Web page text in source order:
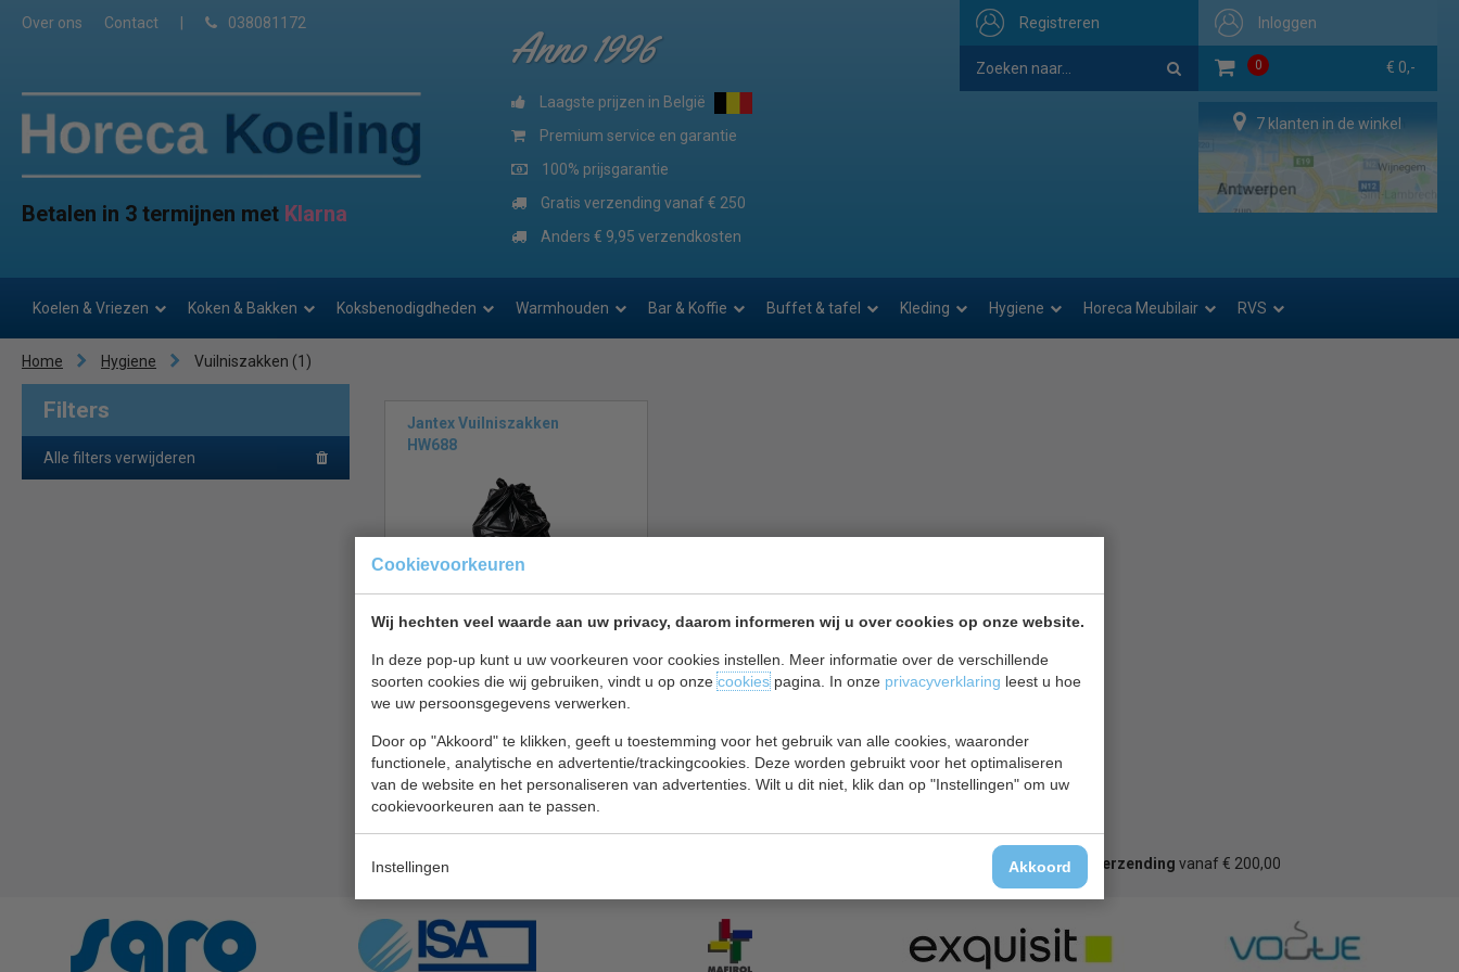
Cookievoorkeuren
Wij hechten veel waarde aan uw privacy, daarom informeren wij u over cookies op onze website.
In deze pop-up kunt u uw voorkeuren voor cookies instellen. Meer informatie over de verschillende
soorten cookies die wij gebruiken, vindt u op onzecookiespagina. In onze privacyverklaring leest u hoe
we uw persoonsgegevens verwerken.
Door op "Akkoord" te klikken, geeft u toestemming voor het gebruik van alle cookies, waaronder
functionele, analytische en advertentie/trackingcookies. Deze worden gebruikt voor het optimaliseren
van de website en het personaliseren van advertenties. Wilt u dit niet, klik dan op "Instellingen" om uw
cookievoorkeuren aan te passen.
Instellingen Akkoord
Over ons Contact 038081172 Inloggen
0 € 0,-
Registreren
Betalen in 3 termijnen met Klarna
Anno 1996
Laagste prijzen in België
Premium service en garantie
100% prijsgarantie
Gratis verzending vanaf € 250
Anders € 9,95 verzendkosten
7 klanten in de winkel
Koelen & Vriezen Koken & Bakken Koksbenodigdheden Warmhouden Bar & Koffie Buffet & tafel Kleding Hygiene Horeca Meubilair RVS
Home Hygiene Vuilniszakken (1)
Filters
Alle filters verwijderen
Jantex Vuilniszakken
HW688
Vuilniszakken | Capaciteit 70
| 100
stuks Verpakkingshoeveelheid:
73,7(d)cm
€ 17,40
€ 16,00
Vuilniszakken bekijken
Geld terug Gratis verzending vanaf € 200,00